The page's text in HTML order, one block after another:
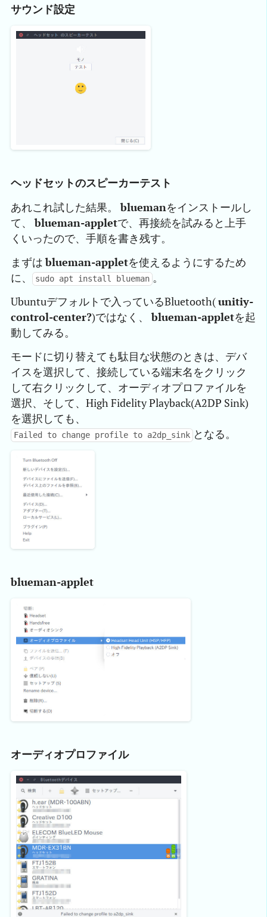
サウンド設定
ヘッドセットのスピーカーテスト
あれこれ試した結果。bluemanをインストールし
て、blueman-appletで、再接続を試みると上手
くいったので、手順を書き残す。
まずはblueman-appletを使えるようにするため
に、
sudo apt install blueman 。
Ubuntuデフォルトで入っているBluetooth(unitiy-
control-center?)ではなく、blueman-appletを起
動してみる。
モードに切り替えても駄目な状態のときは、デバ
イスを選択して、接続している端末名をクリック
して右クリックして、オーディオプロファイルを
選択、そして、High Fidelity Playback(A2DP Sink)
を選択しても、
Failed to change profile to a2dp_sink となる。
blueman-applet
オーディオプロファイル